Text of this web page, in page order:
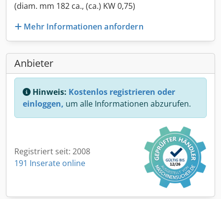
(diam. mm 182 ca., (ca.) KW 0,75)
Mehr Informationen anfordern
Anbieter
Hinweis: Kostenlos registrieren oder
einloggen, um alle Informationen abzurufen.
Registriert seit: 2008
191 Inserate online